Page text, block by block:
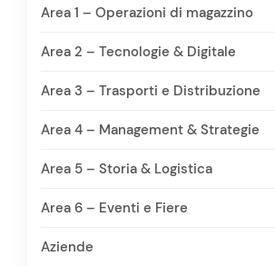
Area 1 – Operazioni di magazzino
Area 2 – Tecnologie & Digitale
Area 3 – Trasporti e Distribuzione
Area 4 – Management & Strategie
Area 5 – Storia & Logistica
Area 6 – Eventi e Fiere
Aziende